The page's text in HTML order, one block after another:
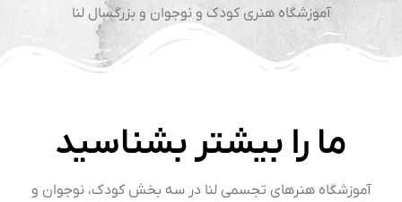
آموزشگاه هنری کودک و نوجوان و بزرگسال لنا
ما را بیشتر بشناسید
آموزشگاه هنرهای تجسمی لنا در سه بخش کودک، نوجوان و